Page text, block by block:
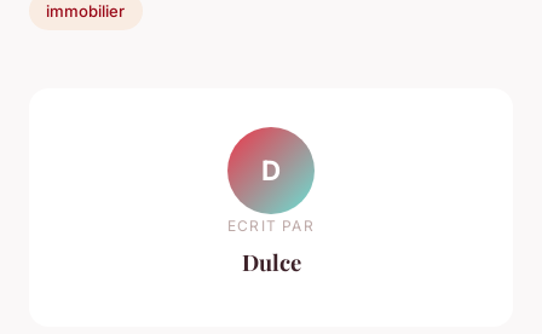
immobilier
D
ECRIT PAR
Dulce